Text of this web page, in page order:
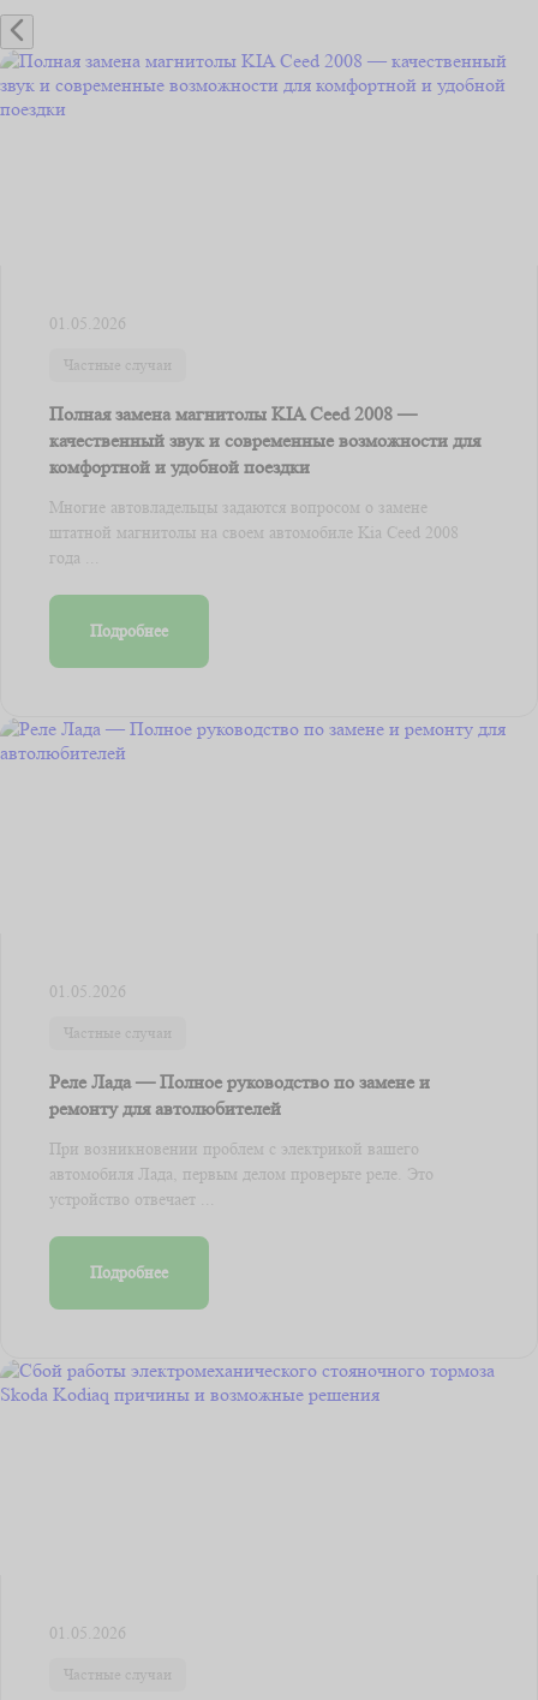
01.05.2026
Частные случаи
Полная замена магнитолы KIA Ceed 2008 —
качественный звук и современные возможности для
комфортной и удобной поездки
Многие автовладельцы задаются вопросом о замене
штатной магнитолы на своем автомобиле Kia Ceed 2008
года ...
Подробнее
01.05.2026
Частные случаи
Реле Лада — Полное руководство по замене и
ремонту для автолюбителей
При возникновении проблем с электрикой вашего
автомобиля Лада, первым делом проверьте реле. Это
устройство отвечает ...
Подробнее
01.05.2026
Частные случаи